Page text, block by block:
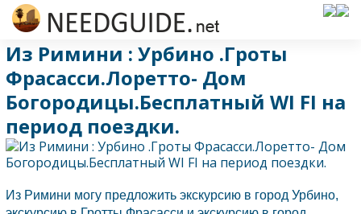
Из Римини : Урбино .Гроты
Фрасасси.Лоретто- Дом
Богородицы.Бесплатный WI FI на
период поездки.
Из Римини могу предложить экскурсию в город Урбино,